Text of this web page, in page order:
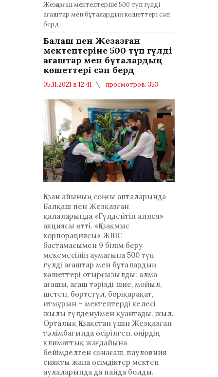
Жезқазған мектептеріне 500 түп гүлді
ағаштар мен бұталардың көшеттері сән
берд
Балқаш пен Жезқазған
мектептеріне 500 түп гүлді
ағаштар мен бұталардың
көшеттері сән берд
05.11.2021 в 12:41
просмотров: 353
Қазан айының соңғы апталарында
Балқаш пен Жезқазған
қалаларында «Гүлдейтін аллея»
акциясы өтті. «Қазақмыс
корпорациясы» ЖШС
бастамасымен 9 білім беру
мекемесінің аумағына 500 түп
гүлді ағаштар мен бұталардың
көшеттері отырғызылды: алма
ағашы, ағаш тәрізді шие, мойыл,
шетен, бөртегүл, бөріқарақат,
итмұрын – мектептерді келесі
жылы гүлденуімен қуантады. жыл.
Орталық Қазақстан үшін Жезқазған
тәлімбағында өсірілген, өңірдің
климаттық жағдайына
бейімделген сәнағаш, пауловния
сияқты жаңа өсімдіктер мектеп
аулаларында да пайда болды.